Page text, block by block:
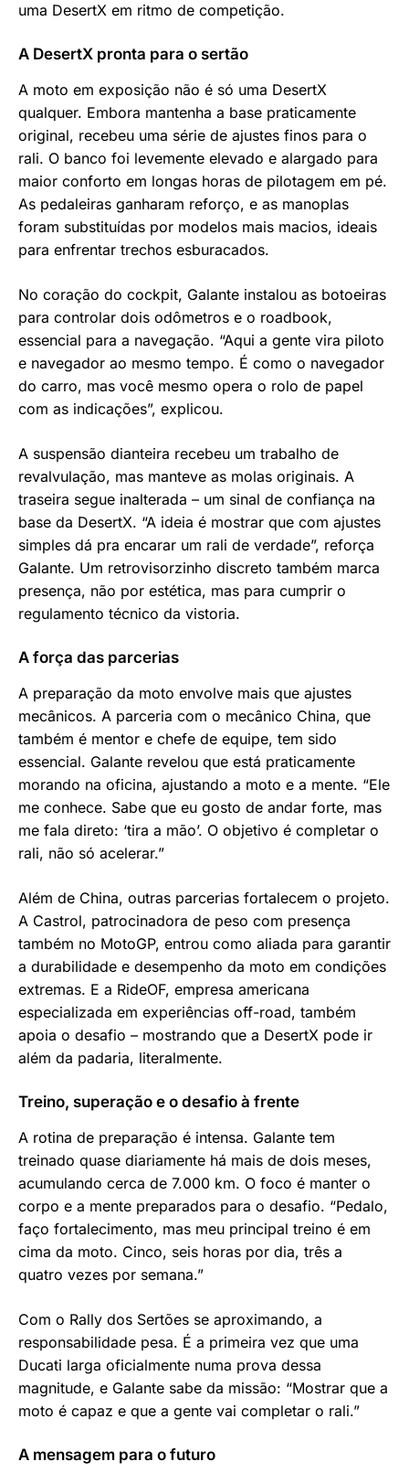
uma DesertX em ritmo de competição.
A DesertX pronta para o sertão
A moto em exposição não é só uma DesertX
qualquer. Embora mantenha a base praticamente
original, recebeu uma série de ajustes finos para o
rali. O banco foi levemente elevado e alargado para
maior conforto em longas horas de pilotagem em pé.
As pedaleiras ganharam reforço, e as manoplas
foram substituídas por modelos mais macios, ideais
para enfrentar trechos esburacados.
No coração do cockpit, Galante instalou as botoeiras
para controlar dois odômetros e o roadbook,
essencial para a navegação. “Aqui a gente vira piloto
e navegador ao mesmo tempo. É como o navegador
do carro, mas você mesmo opera o rolo de papel
com as indicações”, explicou.
A suspensão dianteira recebeu um trabalho de
revalvulação, mas manteve as molas originais. A
traseira segue inalterada – um sinal de confiança na
base da DesertX. “A ideia é mostrar que com ajustes
simples dá pra encarar um rali de verdade”, reforça
Galante. Um retrovisorzinho discreto também marca
presença, não por estética, mas para cumprir o
regulamento técnico da vistoria.
A força das parcerias
A preparação da moto envolve mais que ajustes
mecânicos. A parceria com o mecânico China, que
também é mentor e chefe de equipe, tem sido
essencial. Galante revelou que está praticamente
morando na oficina, ajustando a moto e a mente. “Ele
me conhece. Sabe que eu gosto de andar forte, mas
me fala direto: ‘tira a mão’. O objetivo é completar o
rali, não só acelerar.”
Além de China, outras parcerias fortalecem o projeto.
A Castrol, patrocinadora de peso com presença
também no MotoGP, entrou como aliada para garantir
a durabilidade e desempenho da moto em condições
extremas. E a RideOF, empresa americana
especializada em experiências off-road, também
apoia o desafio – mostrando que a DesertX pode ir
além da padaria, literalmente.
Treino, superação e o desafio à frente
A rotina de preparação é intensa. Galante tem
treinado quase diariamente há mais de dois meses,
acumulando cerca de 7.000 km. O foco é manter o
corpo e a mente preparados para o desafio. “Pedalo,
faço fortalecimento, mas meu principal treino é em
cima da moto. Cinco, seis horas por dia, três a
quatro vezes por semana.”
Com o Rally dos Sertões se aproximando, a
responsabilidade pesa. É a primeira vez que uma
Ducati larga oficialmente numa prova dessa
magnitude, e Galante sabe da missão: “Mostrar que a
moto é capaz e que a gente vai completar o rali.”
A mensagem para o futuro